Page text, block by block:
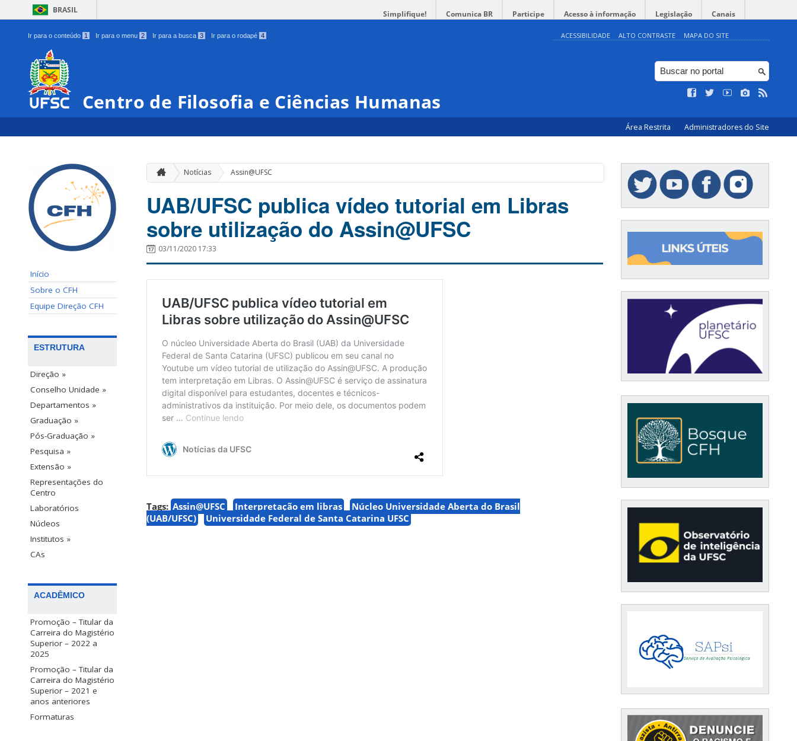
BRASIL Simplifique! Comunica BR Participe Acesso à informação Legislação Canais
Ir para o conteúdo 1 Ir para o menu 2 Ir para a busca 3 Ir para o rodapé 4 ACESSIBILIDADE ALTO CONTRASTE MAPA DO SITE
Centro de Filosofia e Ciências Humanas
Área Restrita Administradores do Site
Início
Sobre o CFH
Equipe Direção CFH
ESTRUTURA
Direção »
Conselho Unidade »
Departamentos »
Graduação »
Pós-Graduação »
Pesquisa »
Extensão »
Representações do
Centro
Laboratórios
Núcleos
Institutos »
CAs
ACADÊMICO
Promoção – Titular da
Carreira do Magistério
Superior – 2022 a
2025
Promoção – Titular da
Carreira do Magistério
Superior – 2021 e
anos anteriores
Formaturas
Notícias Assin@UFSC
UAB/UFSC publica vídeo tutorial em Libras
sobre utilização do Assin@UFSC
03/11/2020 17:33
Tags: Assin@UFSC Interpretação em libras
Núcleo Universidade Aberta do Brasil
(UAB/UFSC)
Universidade Federal de Santa Catarina UFSC